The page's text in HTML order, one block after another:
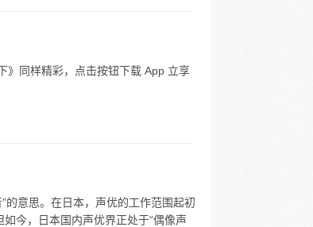
》同样精彩，点击按钮下载 App 立享
的意思。在日本，声优的工作范围起初
今，日本国内声优界正处于“偶像声